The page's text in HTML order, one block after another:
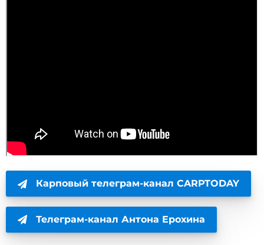
Карповый телеграм-канал CARPTODAY
Телеграм-канал Антона Ерохина